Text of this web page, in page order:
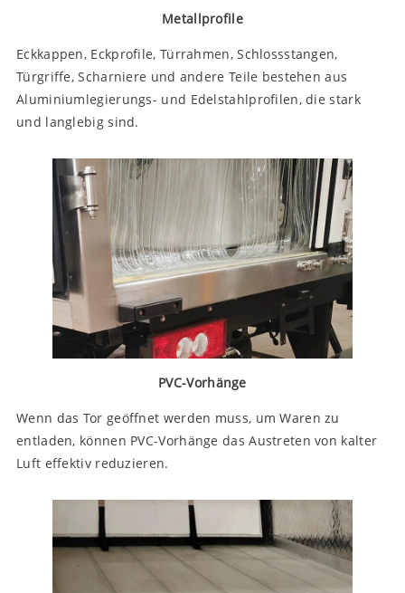
Metallprofile
Eckkappen, Eckprofile, Türrahmen, Schlossstangen,
Türgriffe, Scharniere und andere Teile bestehen aus
Aluminiumlegierungs- und Edelstahlprofilen, die stark
und langlebig sind.
PVC-Vorhänge
Wenn das Tor geöffnet werden muss, um Waren zu
entladen, können PVC-Vorhänge das Austreten von kalter
Luft effektiv reduzieren.